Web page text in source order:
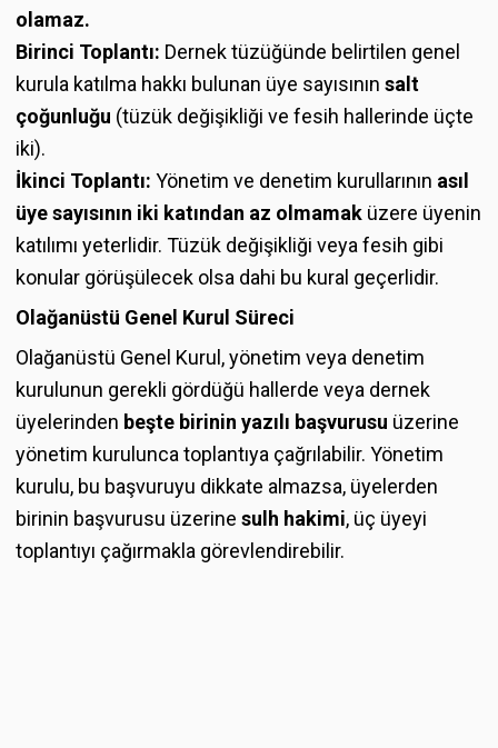
olamaz.
Birinci Toplantı: Dernek tüzüğünde belirtilen genel
kurula katılma hakkı bulunan üye sayısının salt
çoğunluğu (tüzük değişikliği ve fesih hallerinde üçte
iki).
İkinci Toplantı: Yönetim ve denetim kurullarının asıl
üye sayısının iki katından az olmamak üzere üyenin
katılımı yeterlidir. Tüzük değişikliği veya fesih gibi
konular görüşülecek olsa dahi bu kural geçerlidir.
Olağanüstü Genel Kurul Süreci
Olağanüstü Genel Kurul, yönetim veya denetim
kurulunun gerekli gördüğü hallerde veya dernek
üyelerinden beşte birinin yazılı başvurusu üzerine
yönetim kurulunca toplantıya çağrılabilir. Yönetim
kurulu, bu başvuruyu dikkate almazsa, üyelerden
birinin başvurusu üzerine sulh hakimi, üç üyeyi
toplantıyı çağırmakla görevlendirebilir.